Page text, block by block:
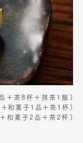
＋茶8杯＋抹茶1服）
＋和菓子1品＋茶1杯）
和菓子2品＋茶2杯）